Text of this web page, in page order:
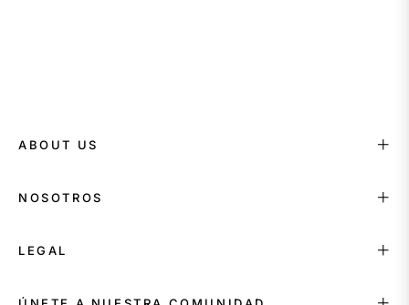
ABOUT US
NOSOTROS
LEGAL